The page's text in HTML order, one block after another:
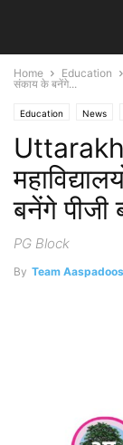
Home Education
संकाय के बनेंगे...
Education News
बनेंगे पीजी
PG Block
By Team